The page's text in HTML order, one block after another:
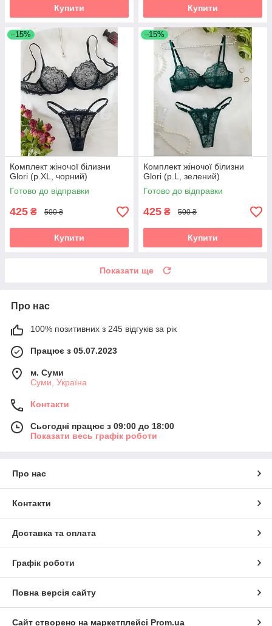
Купити Купити
–15%
Комплект жіночої білизни
Glori (р.XL, чорний)
Готово до відправки
425 ₴ 500 ₴
Купити
–15%
Комплект жіночої білизни
Glori (р.L, зелений)
Готово до відправки
425 ₴ 500 ₴
Купити
Показати ще
Про нас
100% позитивних з 245 відгуків за рік
Працює з 05.07.2023
м. Суми
Суми, Україна
Контакти
Сьогодні працює з 09:00 до 18:00
Показати весь графік роботи
Про нас
Контакти
Доставка та оплата
Графік роботи
Повна версія сайту
Сайт створено на маркетплейсі Prom.ua